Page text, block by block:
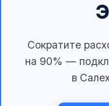
Сократите
на 90% —
в